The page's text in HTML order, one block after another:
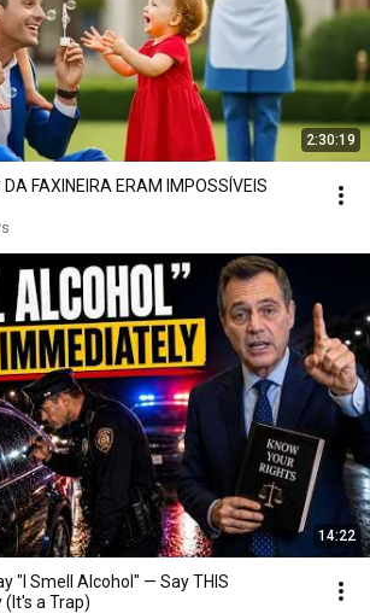
2:30:19
FAXINEIRA ERAM IMPOSSÍVEIS
14:22
"I Smell Alcohol" — Say THIS
(It's a Trap)